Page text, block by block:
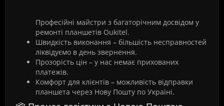
Професійні майстри з багаторічним досвідом у
ремонті планшетів Oukitel.
Швидкість виконання – більшість несправностей
ліквідуємо в день звернення.
Прозорість цін – у нас немає прихованих
платежів.
Комфорт для клієнтів – можливість відправки
планшета через Нову Пошту по Україні.